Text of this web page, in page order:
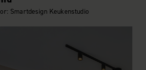
Smartdesign Keukenstudio